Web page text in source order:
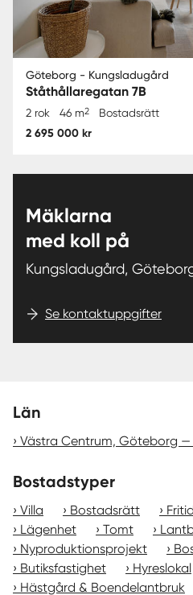
Göteborg - Kungsladugård
Ståthållaregatan 7B
2 rok 46 m2 Bostadsrätt
2 695 000 kr
Mäklarna
med koll på
Kungsladugård,
Se kontaktuppgifter
Län
Västra Centrum, Göteborg
Bostadstyper
Villa Bostadsrätt
Lägenhet
Tomt
Nyproduktionsprojekt
Butiksfastighet
Hyreslokal
Hästgård & Boendelantbruk